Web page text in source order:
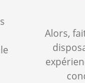
Alors,